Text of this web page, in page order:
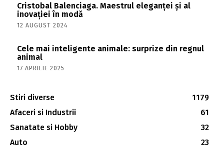
Cristobal Balenciaga. Maestrul eleganței și al
inovației în modă
12 AUGUST 2024
Cele mai inteligente animale: surprize din regnul
animal
17 APRILIE 2025
Stiri diverse
1179
Afaceri si Industrii
61
Sanatate si Hobby
32
Auto
23